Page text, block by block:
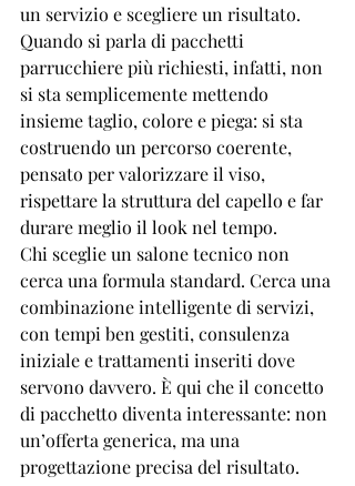
un servizio e scegliere un risultato.
Quando si parla di pacchetti
parrucchiere più richiesti, infatti, non
si sta semplicemente mettendo
insieme taglio, colore e piega: si sta
costruendo un percorso coerente,
pensato per valorizzare il viso,
rispettare la struttura del capello e far
durare meglio il look nel tempo.
Chi sceglie un salone tecnico non
cerca una formula standard. Cerca una
combinazione intelligente di servizi,
con tempi ben gestiti, consulenza
iniziale e trattamenti inseriti dove
servono davvero. È qui che il concetto
di pacchetto diventa interessante: non
un’offerta generica, ma una
progettazione precisa del risultato.